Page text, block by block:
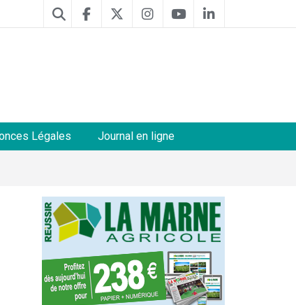
Légales Journal en ligne